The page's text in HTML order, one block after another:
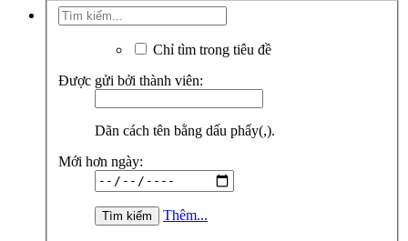
Chỉ tìm trong tiêu đề
Được gửi bởi thành viên:
Dãn cách tên bằng dấu phẩy(,).
Mới hơn ngày:
Thêm...